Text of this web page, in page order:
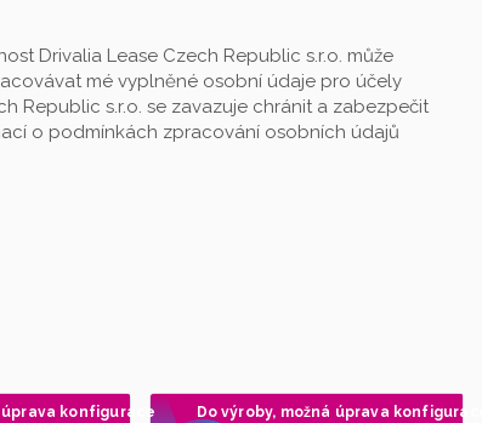
Drivalia Lease Czech Republic s.r.o. může
mé vyplněné osobní údaje pro účely
Republic s.r.o. se zavazuje chránit a zabezpečit
o podmínkách zpracování osobních údajů
úprava konfigurace Doporučujeme
Do výroby, možná úprava konfigurace